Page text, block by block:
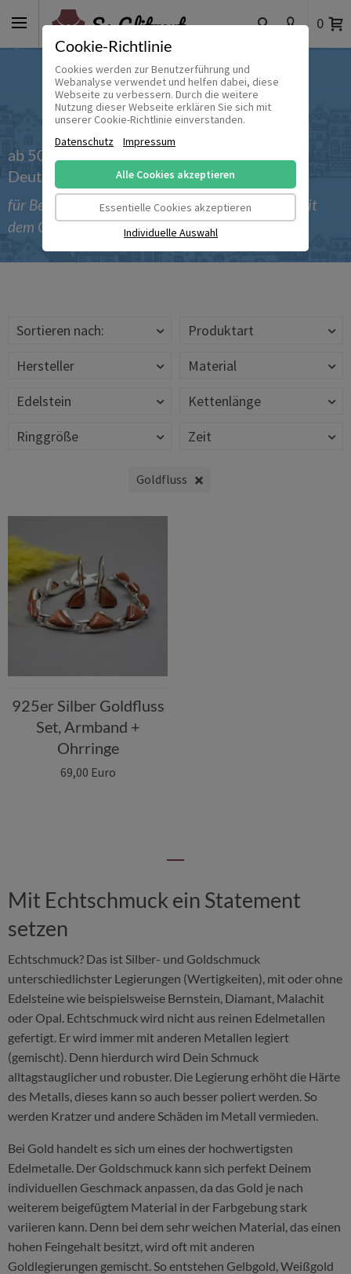
Cookie-Richtlinie
Cookies werden zur Benutzerführung und
Webanalyse verwendet und helfen dabei, diese
Webseite zu verbessern. Durch die weitere
Nutzung dieser Webseite erklären Sie sich mit
unserer Cookie-Richtlinie einverstanden.
Datenschutz
Impressum
Alle Cookies akzeptieren
Essentielle Cookies akzeptieren
Individuelle Auswahl
0
ab 50 € versandkostenfrei innerhalb
Deutschlands
für Bestellungen bis einschließlich 30.09.2026 mit
dem Gutscheincode 'Sommer_2026'
Sortieren nach:
Produktart
Hersteller
Material
Edelstein
Kettenlänge
Ringgröße
Zeit
Goldfluss
925er Silber Goldfluss
Set, Armband +
Ohrringe
69,00 Euro
Mit Echtschmuck ein Statement
setzen
Echtschmuck? Das ist Silber- und Goldschmuck
unterschiedlichster Legierungen (Wertigkeiten), mit oder ohne
Edelsteine wie beispielsweise Bernstein, Diamant, Malachit
oder Opal. Echtschmuck wird nicht aus reinen Edelmetallen
gefertigt. Er wird immer mit anderen Metallen legiert
(gemischt). Denn hierdurch wird Dein Schmuck
alltagstauglicher und robuster. Die Legierung erhöht die Härte
des Metalls, dieses kann so auch besser poliert werden. So
werden Kratzer und andere Schäden im Metall vermieden.
Bei Gold handelt es sich um eines der hochwertigsten
Edelmetalle. Der Goldschmuck kann sich perfekt Deinem
individuellen Geschmack anpassen, da das Gold je nach
weiterem beigefügtem Material in der Farbgebung stark
variieren kann. Denn bei dem sehr weichen Material, das einen
hohen Feingehalt besitzt, wird oft mit anderen
Goldlegierungen gemischt. So entstehen Gelbgold, Weißgold